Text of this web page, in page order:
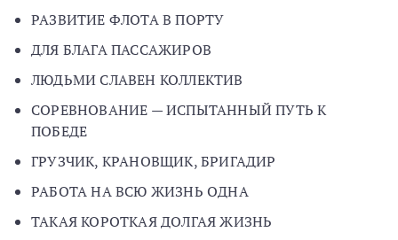
РАЗВИТИЕ ФЛОТА В ПОРТУ
ДЛЯ БЛАГА ПАССАЖИРОВ
ЛЮДЬМИ СЛАВЕН КОЛЛЕКТИВ
СОРЕВНОВАНИЕ — ИСПЫТАННЫЙ ПУТЬ К
ПОБЕДЕ
ГРУЗЧИК, КРАНОВЩИК, БРИГАДИР
РАБОТА НА ВСЮ ЖИЗНЬ ОДНА
ТАКАЯ КОРОТКАЯ ДОЛГАЯ ЖИЗНЬ